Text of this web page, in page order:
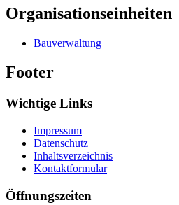
Organisationseinheiten
Bauverwaltung
Footer
Wichtige Links
Impressum
Datenschutz
Inhaltsverzeichnis
Kontaktformular
Öffnungszeiten